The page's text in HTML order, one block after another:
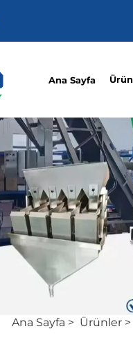
Ana Sayfa
Ana Sayfa > Ürünler >